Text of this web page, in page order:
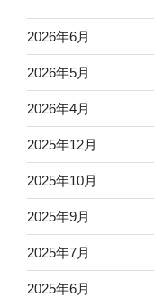
2026年6月
2026年5月
2026年4月
2025年12月
2025年10月
2025年9月
2025年7月
2025年6月